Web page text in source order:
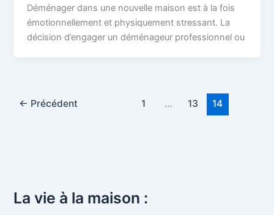
Déménager dans une nouvelle maison est à la fois
émotionnellement et physiquement stressant. La
décision d’engager un déménageur professionnel ou
← Précédent 1 … 13 14
La vie à la maison :